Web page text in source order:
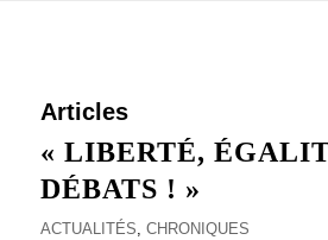
Articles
« LIBERTÉ,
DÉBATS ! »
ACTUALITÉS, CHRONIQUES